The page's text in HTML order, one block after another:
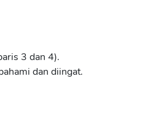
3 dan 4).
dan diingat.